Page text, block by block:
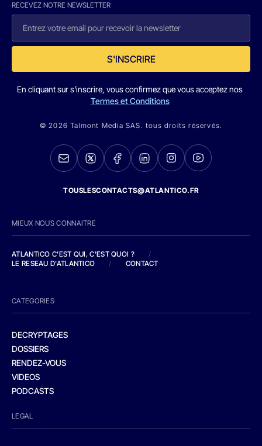
RECEVEZ NOTRE NEWSLETTER
S'INSCRIRE
En cliquant sur s'inscrire, vous confirmez que vous acceptez nos
Termes et Conditions
© 2026 Talmont Media SAS. tous droits réservés.
TOUSLESCONTACTS@ATLANTICO.FR
MIEUX NOUS CONNAITRE
ATLANTICO C'EST QUI, C'EST QUOI ?
/
LE RESEAU D'ATLANTICO
/ CONTACT
CATEGORIES
DECRYPTAGES
DOSSIERS
RENDEZ-VOUS
VIDEOS
PODCASTS
LEGAL